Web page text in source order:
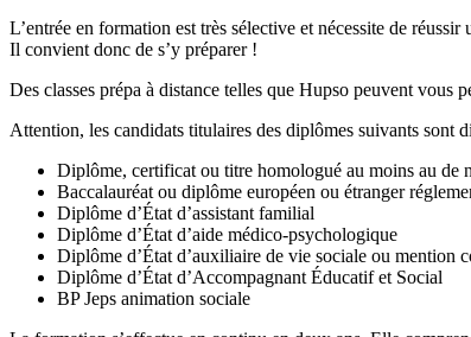
L’entrée en formation est très sélective et nécessite de
Il convient donc de s’y préparer !
Des classes prépa à distance telles que Hupso peuvent vous
Attention, les candidats titulaires des diplômes suivants sont
Diplôme, certificat ou titre homologué au moins au de
Baccalauréat ou diplôme européen ou étranger
Diplôme d’État d’assistant familial
Diplôme d’État d’aide médico-psychologique
Diplôme d’État d’auxiliaire de vie sociale ou mention
Diplôme d’État d’Accompagnant Éducatif et Social
BP Jeps animation sociale